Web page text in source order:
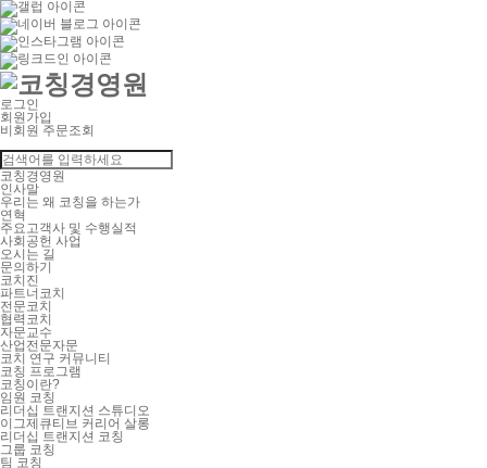
로그인
회원가입
비회원 주문조회
코칭경영원
인사말
우리는 왜 코칭을 하는가
연혁
주요고객사 및 수행실적
사회공헌 사업
오시는 길
문의하기
코치진
파트너코치
전문코치
협력코치
자문교수
산업전문자문
코치 연구 커뮤니티
코칭 프로그램
코칭이란?
임원 코칭
리더십 트랜지션 스튜디오
이그제큐티브 커리어 살롱
리더십 트랜지션 코칭
그룹 코칭
팀 코칭